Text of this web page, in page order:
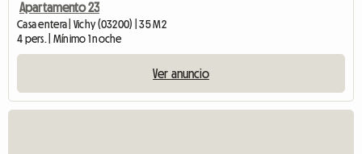
Apartamento 23
Casa entera | Vichy (03200) | 35 M2
4 pers. | Mínimo 1 noche
Ver anuncio